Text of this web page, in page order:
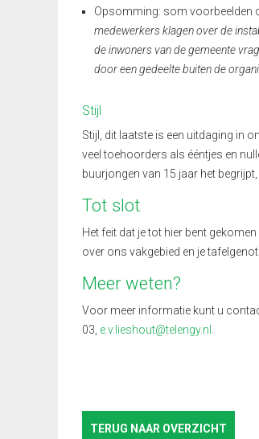
Opsomming: som voorbeelden
medewerkers klagen over de
de inwoners van de gemeente
door een gedeelte buiten de
Stijl
Stijl, dit laatste is een uitdaging in
veel toehoorders als ééntjes en
buurjongen van 15 jaar het begrijpt,
Tot slot
Het feit dat je tot hier bent
over ons vakgebied en je
Meer weten?
Voor meer informatie kunt u
03, e.v.lieshout@telengy.nl .
TERUG NAAR OVERZICHT